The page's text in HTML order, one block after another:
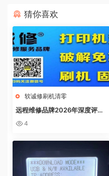
猜你喜欢
软诚修刷机清零
远程维修品牌2026年深度评
测：软诚修、远城修吧、远城在
4